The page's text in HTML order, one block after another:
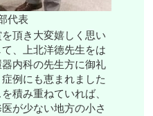
代表
頂き大変嬉しく思い
、上北洋徳先生をは
内科の先生方に御礼
例にも恵まれました
積み重ねていれば、
が少ない地方の小さ